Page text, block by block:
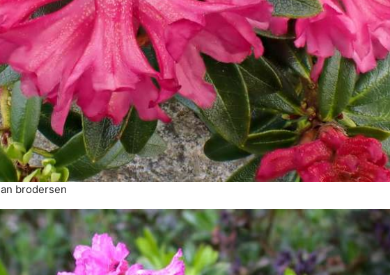
brodersen